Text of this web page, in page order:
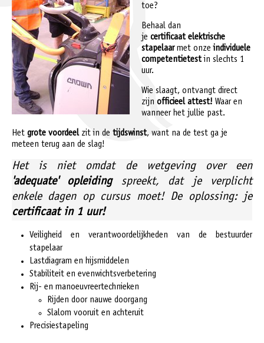
toe?
Behaal dan
je certificaat elektrische
stapelaar met onzeindividuele
competentietestin slechts 1
uur.
Wie slaagt, ontvangt direct
zijn officieel attest! Waar en
wanneer het jullie past.
Het grote voordeelzit in de tijdswinst, want na de test ga je
meteen terug aan de slag!
Het is niet omdat de wetgeving over een
'adequate' opleidingspreekt, dat je verplicht
enkele dagen op cursus moet! De oplossing: je
certificaat in 1 uur!
Veiligheid en verantwoordelijkheden van de bestuurder
stapelaar
Lastdiagram en hijsmiddelen
Stabiliteit en evenwichtsverbetering
Rij- en manoeuvreertechnieken
Rijden door nauwe doorgang
Slalom vooruit en achteruit
Precisiestapeling